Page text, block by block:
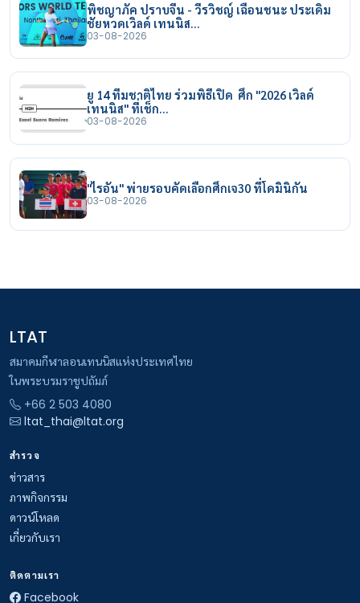
พิชญาภัค ปราบจีน - วีรวิชญ์ เฉือนชนะ ประเดิม
ชัยหวดเวิลด์ เทนนิส…
03-08-2026
ยู 14 ทีมชาติไทย ร่วมพิธีเปิด ศึก "2026 เวิลด์
เทนนิส" ที่เช็ก…
03-08-2026
"ไรอัน" พ่ายรอบคัดเลือกศึกเจ30 ที่โดมินิกัน
03-08-2026
LTAT
สมาคมกีฬาลอนเทนนิสแห่งประเทศไทย
ในพระบรมราชูปถัมภ์
+66 2 503 4080
ltat_thai@ltat.org
สำรวจ
ข่าวสาร
ภาพกิจกรรม
ดาวน์โหลด
เกี่ยวกับเรา
ติดตามเรา
Facebook